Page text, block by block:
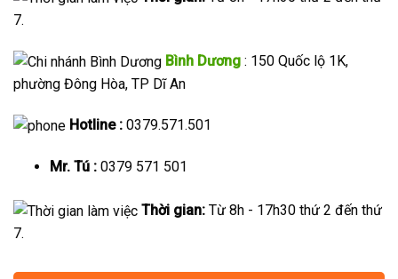
7.
Bình Dương : 150 Quốc lộ 1K,
phường Đông Hòa, TP Dĩ An
Hotline : 0379.571.501
Mr. Tú :0379 571 501
Thời gian: Từ 8h - 17h30 thứ 2 đến thứ
7.